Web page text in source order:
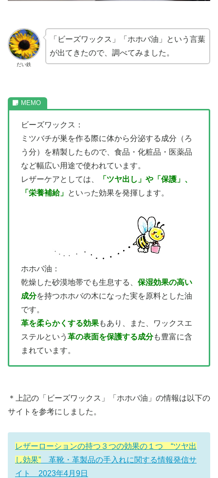
だい鉄
「ビーズワックス」「ホホバ油」という言葉
が出てきたので、調べてみました。
ビーズワックス：
ミツバチが巣を作る際に体から分泌する成分（ろ
う分）を精製したもので、食品・化粧品・医薬品
など幅広い用途で使われています。
レザーケアとしては、
「ツヤ出し」や「保護」、
「栄養補給」 といった効果を発揮します。
ホホバ油：
乾燥した砂漠地帯でも生息する、 保湿効果の高い
成分を持つホホバの木になった実を原料とした油
です。
革を柔らかくする効果もあり、また、ワックスエ
ステルという 革の表面を保護する成分も豊富に含
まれています。
＊上記の「ビーズワックス」「ホホバ油」の情報は以下の
サイトを参考にしました。
レザーローションの持つ３つの効果の１つ “ツヤ出
し効果” 革靴・革製品の手入れに関する情報発信サ
イト 2023年4月9日